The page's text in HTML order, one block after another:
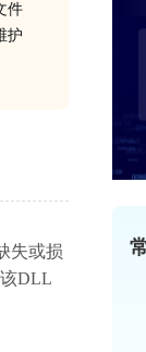
件
护
失或损
DLL